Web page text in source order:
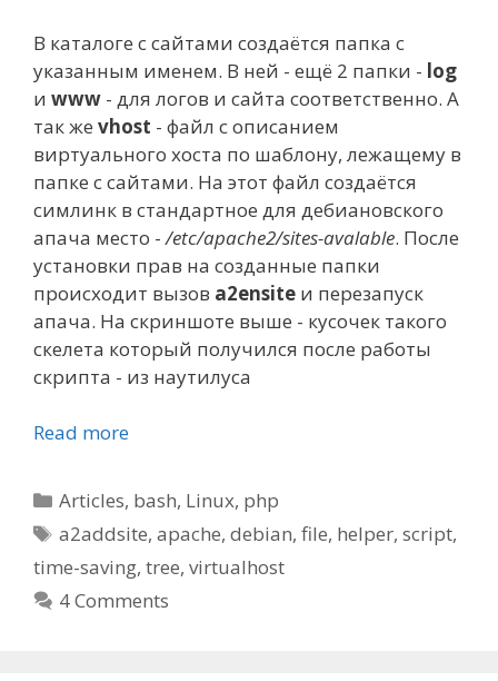
В каталоге с сайтами создаётся папка с
указанным именем. В ней - ещё 2 папки - log
и www - для логов и сайта соответственно. А
так же vhost - файл с описанием
виртуального хоста по шаблону, лежащему в
папке с сайтами. На этот файл создаётся
симлинк в стандартное для дебиановского
апача место - /etc/apache2/sites-avalable. После
установки прав на созданные папки
происходит вызов a2ensite и перезапуск
апача. На скриншоте выше - кусочек такого
скелета который получился после работы
скрипта - из наутилуса
Read more
Categories
Articles, bash, Linux, php
Tags
a2addsite,apache,debian,file, helper,script,
time-saving, tree, virtualhost
4 Comments